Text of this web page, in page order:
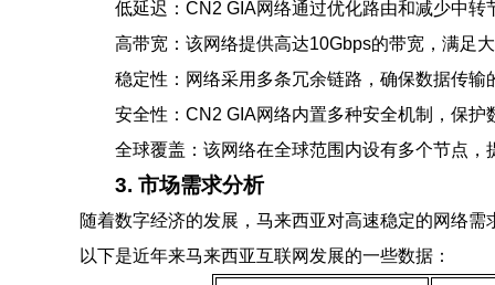
低延迟：CN2 GIA网络通过优化路由和减少中转
高带宽：该网络提供高达10Gbps的带宽，满足
稳定性：网络采用多条冗余链路，确保数据传输
安全性：CN2 GIA网络内置多种安全机制，保护
全球覆盖：该网络在全球范围内设有多个节点，
3. 市场需求分析
随着数字经济的发展，马来西亚对高速稳定的网络
以下是近年来马来西亚互联网发展的一些数据：